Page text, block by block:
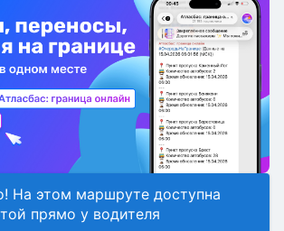
На этом маршруте доступна
прямо у водителя